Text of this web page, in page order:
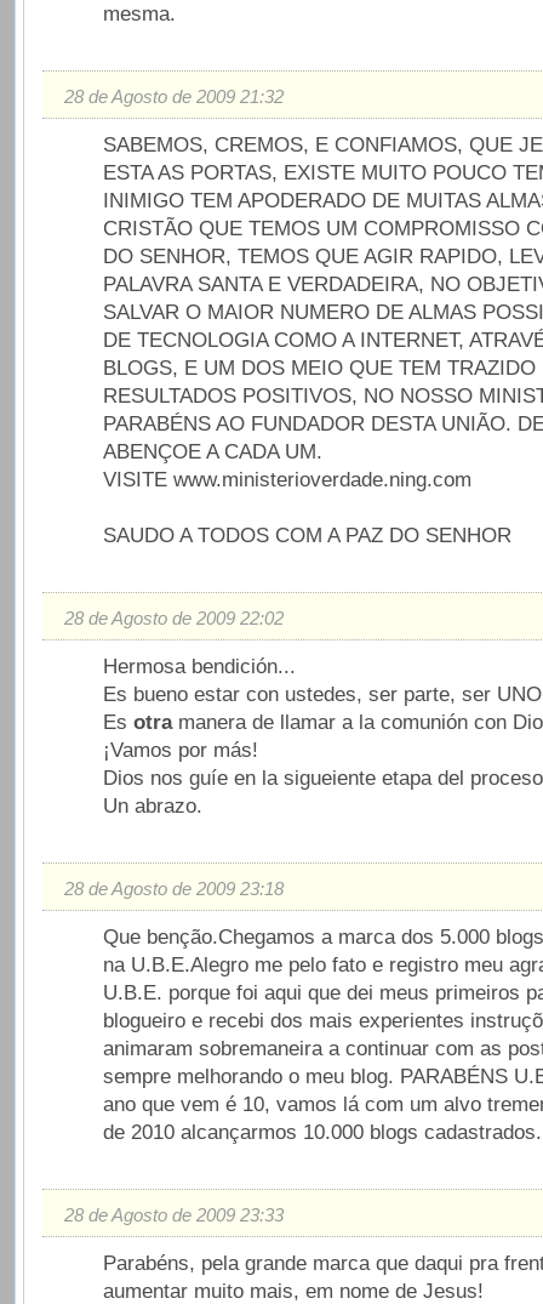
mesma.
28 de Agosto de 2009 21:32
SABEMOS, CREMOS, E CONFIAMOS, QUE
ESTA AS PORTAS, EXISTE MUITO POUCO
INIMIGO TEM APODERADO DE MUITAS
CRISTÃO QUE TEMOS UM COMPROMISSO
DO SENHOR, TEMOS QUE AGIR RAPIDO,
PALAVRA SANTA E VERDADEIRA, NO
SALVAR O MAIOR NUMERO DE ALMAS
DE TECNOLOGIA COMO A INTERNET,
BLOGS, E UM DOS MEIO QUE TEM TRAZIDO
RESULTADOS POSITIVOS, NO NOSSO
PARABÉNS AO FUNDADOR DESTA UNIÃO.
ABENÇOE A CADA UM.
VISITE www.ministerioverdade.ning.com
SAUDO A TODOS COM A PAZ DO SENHOR
28 de Agosto de 2009 22:02
Hermosa bendición...
Es bueno estar con ustedes, ser parte, ser
Es otramanera de llamar a la comunión con
¡Vamos por más!
Dios nos guíe en la sigueiente etapa del
Un abrazo.
28 de Agosto de 2009 23:18
Que benção.Chegamos a marca dos 5.000
na U.B.E.Alegro me pelo fato e registro meu
U.B.E. porque foi aqui que dei meus primeiros
blogueiro e recebi dos mais experientes
animaram sobremaneira a continuar com as
sempre melhorando o meu blog. PARABÉNS
ano que vem é 10, vamos lá com um alvo
de 2010 alcançarmos 10.000 blogs cadastrados.
28 de Agosto de 2009 23:33
Parabéns, pela grande marca que daqui pra
aumentar muito mais, em nome de Jesus!